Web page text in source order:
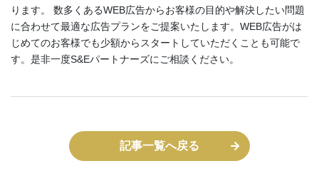
ります。 数多くあるWEB広告からお客様の目的や解決したい問題
に合わせて最適な広告プランをご提案いたします。WEB広告がは
じめてのお客様でも少額からスタートしていただくことも可能で
す。是非一度S&Eパートナーズにご相談ください。
記事一覧へ戻る